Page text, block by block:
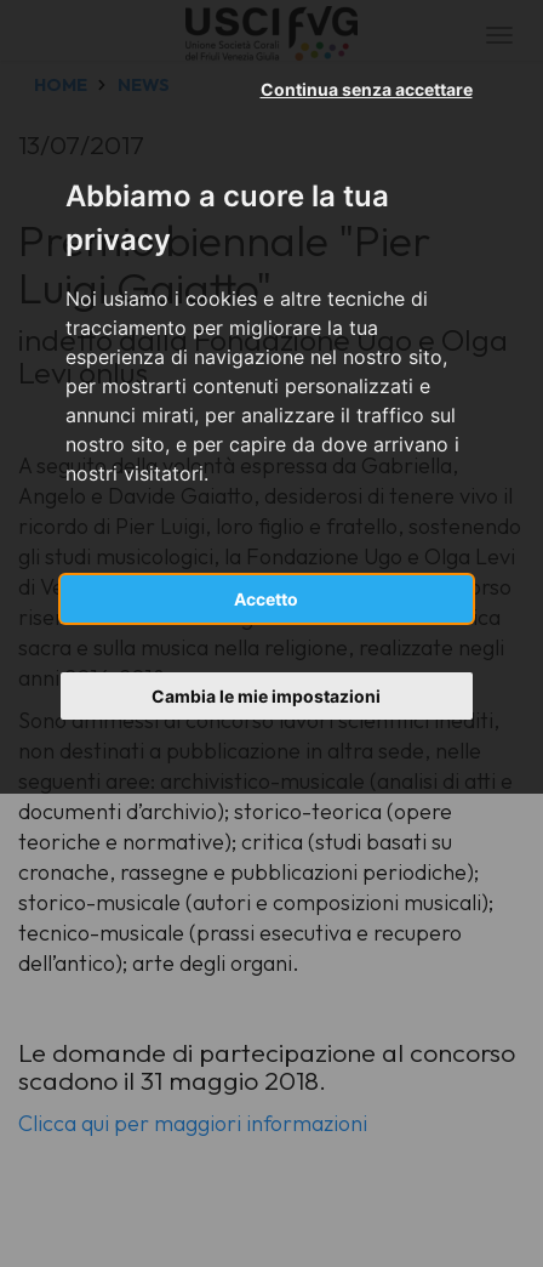
Abbiamo a cuore la tua
privacy
Noi usiamo i cookies e altre tecniche di
tracciamento per migliorare la tua
esperienza di navigazione nel nostro sito,
per mostrarti contenuti personalizzati e
annunci mirati, per analizzare il traffico sul
nostro sito, e per capire da dove arrivano i
nostri visitatori.
Accetto
Continua senza accettare
Cambia le mie impostazioni
HOME NEWS
13/07/2017
Premio biennale "Pier
Luigi Gaiatto"
indetto dalla Fondazione Ugo e Olga
Levi onlus
A seguito della volontà espressa da Gabriella,
Angelo e Davide Gaiatto, desiderosi di tenere vivo il
ricordo di Pier Luigi, loro figlio e fratello, sostenendo
gli studi musicologici, la Fondazione Ugo e Olga Levi
di Venezia bandisce la quarta edizione del concorso
riservato a ricerche originali e inedite sulla musica
sacra e sulla musica nella religione, realizzate negli
anni 2016-2018.
Sono ammessi al concorso lavori scientifici inediti,
non destinati a pubblicazione in altra sede, nelle
seguenti aree: archivistico-musicale (analisi di atti e
documenti d’archivio); storico-teorica (opere
teoriche e normative); critica (studi basati su
cronache, rassegne e pubblicazioni periodiche);
storico-musicale (autori e composizioni musicali);
tecnico-musicale (prassi esecutiva e recupero
dell’antico); arte degli organi.
Le domande di partecipazione al concorso
scadono il 31 maggio 2018.
Clicca qui per maggiori informazioni